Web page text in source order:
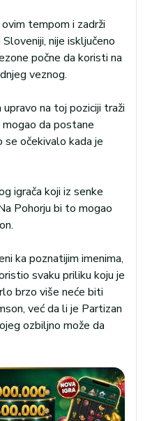
tempom i zadrži
nije isključeno
počne da koristi na
veznog.
na toj poziciji traži
da postane
se očekivalo kada je
igrača koji iz senke
Pohorju bi to mogao
ka poznatijim imenima,
svaku priliku koju je
brzo više neće biti
već da li je Partizan
ozbiljno može da